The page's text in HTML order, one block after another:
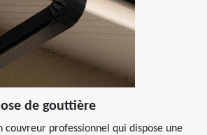
de gouttière
couvreur professionnel qui dispose une